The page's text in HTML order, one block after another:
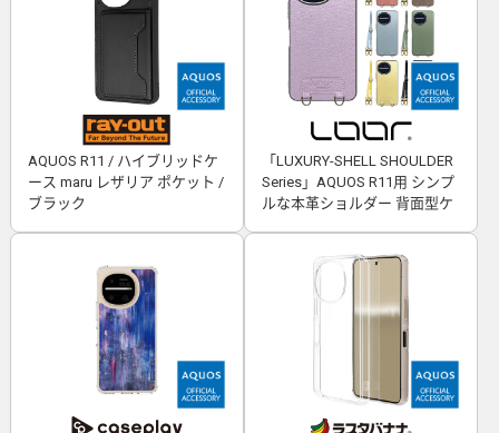
AQUOS R11 / ハイブリッドケ
ース maru レザリア ポケット /
ブラック
「LUXURY-SHELL SHOULDER
Series」AQUOS R11用 シンプ
ルな本革ショルダー 背面型ケ